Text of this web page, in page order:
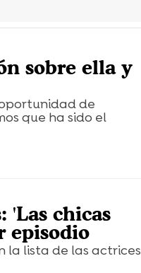
sobre ella y
de
que ha sido el
'Las chicas
episodio
la lista de las actrices